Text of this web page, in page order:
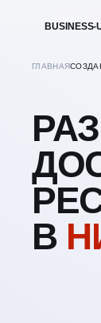
BUSINESS-
ГЛАВНАЯ
В